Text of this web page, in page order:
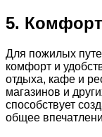
5.
Для пожилых
комфорт и
отдыха, кафе и
магазинов и
способствует
общее